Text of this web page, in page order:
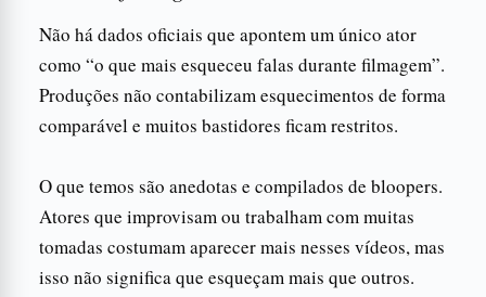
Não há dados oficiais que apontem um único ator
como “o que mais esqueceu falas durante filmagem”.
Produções não contabilizam esquecimentos de forma
comparável e muitos bastidores ficam restritos.
O que temos são anedotas e compilados de bloopers.
Atores que improvisam ou trabalham com muitas
tomadas costumam aparecer mais nesses vídeos, mas
isso não significa que esqueçam mais que outros.